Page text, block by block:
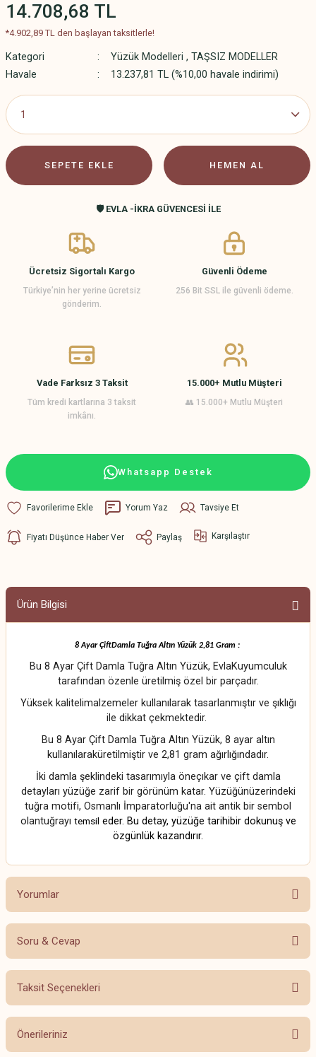
14.708,68 TL
*4.902,89 TL den başlayan taksitlerle!
Kategori Yüzük Modelleri , TAŞSIZ MODELLER
Havale
13.237,81 TL (%10,00 havale indirimi)
SEPETE EKLE HEMEN AL
🛡️ EVLA -İKRA GÜVENCESİ İLE
Ücretsiz Sigortalı Kargo
Türkiye’nin her yerine ücretsiz
gönderim.
Güvenli Ödeme
256 Bit SSL ile güvenli ödeme.
Vade Farksız 3 Taksit
Tüm kredi kartlarına 3 taksit
imkânı.
15.000+ Mutlu Müşteri
👥 15.000+ Mutlu Müşteri
Whatsapp Destek
Yorum Yaz Tavsiye Et
Fiyatı Düşünce Haber Ver Paylaş Karşılaştır
Ürün Bilgisi
8 Ayar ÇiftDamla Tuğra Altın Yüzük 2,81 Gram :
Bu 8 Ayar Çift Damla Tuğra Altın Yüzük, EvlaKuyumculuk
tarafından özenle üretilmiş özel bir parçadır.
Yüksek kalitelimalzemeler kullanılarak tasarlanmıştır ve şıklığı
ile dikkat çekmektedir.
Bu 8 Ayar Çift Damla Tuğra Altın Yüzük, 8 ayar altın
kullanılaraküretilmiştir ve 2,81 gram ağırlığındadır.
İki damla şeklindeki tasarımıyla öneçıkar ve çift damla
detayları yüzüğe zarif bir görünüm katar. Yüzüğünüzerindeki
tuğra motifi, Osmanlı İmparatorluğu'na ait antik bir sembol
olantuğrayı temsil eder. Bu detay, yüzüğe tarihibir dokunuş ve
özgünlük kazandırır.
Yorumlar
Bu ürüne ilk yorumu siz yapın!
Soru & Cevap
Ürün hakkında henüz soru sorulmamış.
Taksit Seçenekleri
Önerileriniz